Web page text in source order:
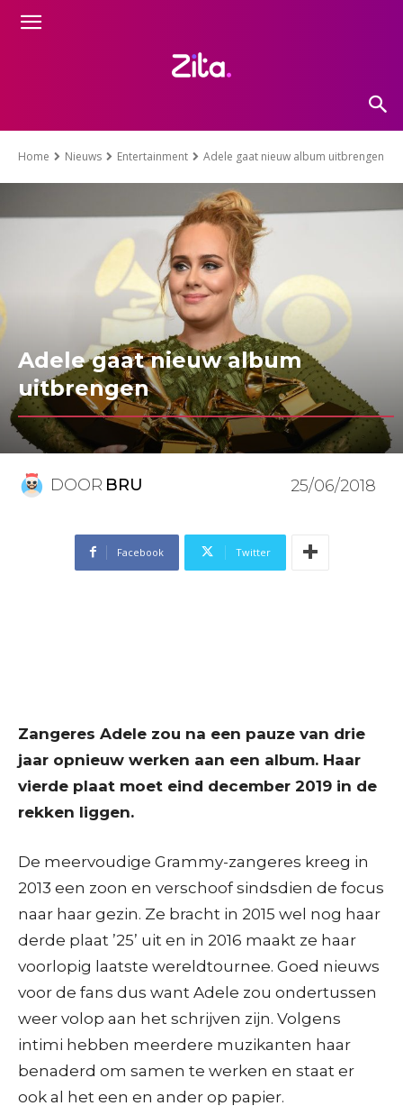
Home Nieuws Entertainment Adele gaat nieuw album uitbrengen
Adele gaat nieuw album
uitbrengen
DOOR BRU 25/06/2018
Facebook Twitter
Zangeres Adele zou na een pauze van drie
jaar opnieuw werken aan een album. Haar
vierde plaat moet eind december 2019 in de
rekken liggen.
De meervoudige Grammy-zangeres kreeg in
2013 een zoon en verschoof sindsdien de focus
naar haar gezin. Ze bracht in 2015 wel nog haar
derde plaat ’25’ uit en in 2016 maakt ze haar
voorlopig laatste wereldtournee. Goed nieuws
voor de fans dus want Adele zou ondertussen
weer volop aan het schrijven zijn. Volgens
intimi hebben meerdere muzikanten haar
benaderd om samen te werken en staat er
ook al het een en ander op papier.